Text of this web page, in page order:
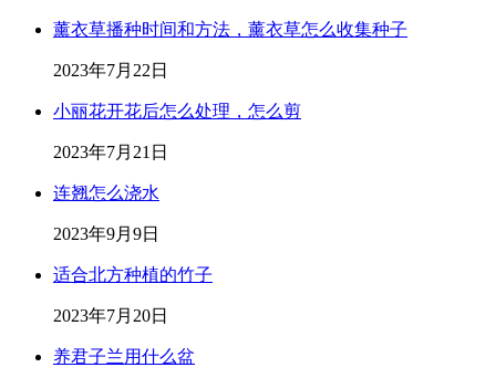
薰衣草播种时间和方法，薰衣草怎么收集种子
2023年7月22日
小丽花开花后怎么处理，怎么剪
2023年7月21日
连翘怎么浇水
2023年9月9日
适合北方种植的竹子
2023年7月20日
养君子兰用什么盆